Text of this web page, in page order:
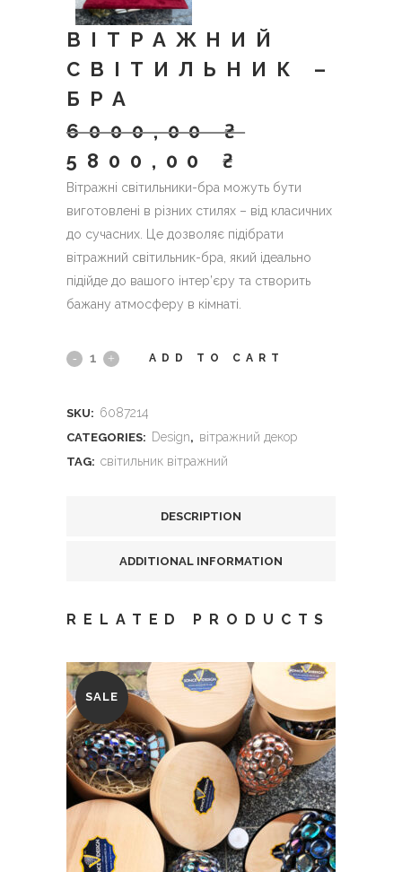
ВІТРАЖНИЙ
СВІТИЛЬНИК –
БРА
6000,00₴
5800,00₴
Вітражні світильники-бра можуть бути
виготовлені в різних стилях – від класичних
до сучасних. Це дозволяє підібрати
вітражний світильник-бра, який ідеально
підійде до вашого інтер’єру та створить
бажану атмосферу в кімнаті.
Вітражний
бра
ADD TO CART
SKU: 6087214
CATEGORIES: Design, вітражний декор
TAG: світильник вітражний
DESCRIPTION
ADDITIONAL INFORMATION
RELATED PRODUCTS
SALE